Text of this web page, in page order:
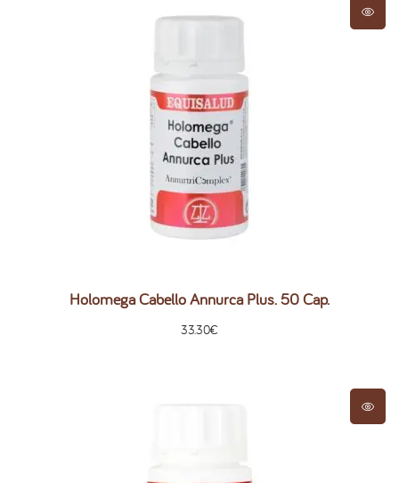
Holomega Cabello Annurca Plus. 50 Cap.
33.30€